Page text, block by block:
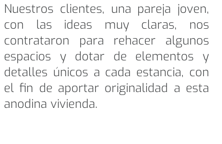
Nuestros clientes, una pareja joven,
con las ideas muy claras, nos
contrataron para rehacer algunos
espacios y dotar de elementos y
detalles únicos a cada estancia, con
el fin de aportar originalidad a esta
anodina vivienda.